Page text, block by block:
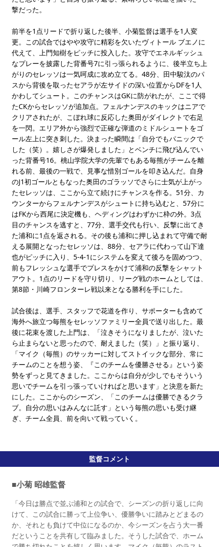
撃だった。
前半を1点リードで折り返した後半、小菊監督は選手を1人変
更。この試合ではやや攻守に精彩を欠いたヴィトール ブエノに
代えて、上門知樹をピッチに投入した。攻守でエネルギッシュ
なプレーを披露した背番号7に引っ張られるように、後半立ち上
がりのセレッソは一気呵成に攻め立てる。48分、田中駿汰のパ
スから背後を取ったセアラが左サイドの深い位置からDFを1人
かわしてシュート。このチャンスはGKに防がれたが、ここで得
たCKからセレッソが追加点。フェルナンデスのキックはニアで
クリアされたが、こぼれ球に反応した奥田がダイレクトで右足
を一閃。エリア外から強烈で正確な弾道のミドルシュートをゴ
ール左上に突き刺した。決まった瞬間は「自分でもパニックで
した（笑）。嬉しさが爆発しました」とベンチに飛び込んでい
った背番号16。桃山学院大学の先輩でもある毎熊がチームを離
れる前、最後の一戦で、見事な惜別ゴールを叩き込んだ。自身
のJ1初ゴールともなった奥田のゴラッソでさらに士気が上がっ
たセレッソは、ここから立て続けにチャンスを作る。51分、カ
ウンターからフェルナンデスがシュートに持ち込むと、57分に
はFKから西尾に決定機も、ヘディングはわずかに枠の外。3点
目のチャンスを逃すと、77分、選手交代も行い、反撃に出てき
た浦和に1点を返される。その後も浦和に押し込まれて守備で耐
える展開となったセレッソは、88分、セアラに代わって山下達
也がピッチに入り、5-4-1にシステムを変えて後ろを固めつつ、
前もフレッシュな選手でプレスをかけて浦和の反撃をシャット
アウト。1点のリードを守り切り、リーグ戦のホームとしては、
第8節・川崎フロンターレ戦以来となる勝利を手にした。
試合後は、選手、スタッフで花道を作り、サポーターも含めて
海外へ旅立つ毎熊をセレッソファミリー全員で送り出した。最
後に花束を渡した上門は、「泣きそうになりましたが、泣いた
ら止まらないと思ったので、耐えました（笑）」と振り返り、
「マイク（毎熊）のサッカーに対してストイックな部分、常に
チームのことを想う姿、『このチームを優勝させる』という姿
勢をずっと見てきました。ここからは自分が少しでもそういう
思いでチームを引っ張っていければと思います」と決意を新た
にした。ここからのシーズン、「このチームは優勝できるクラ
ブ。自分の思いはみんなに託す」という毎熊の思いも受け継
ぎ、チーム全員、前を向いて戦っていく。
監督コメント
■小菊 昭雄監督
「今日は勝点で並ぶ浦和との試合で、シーズンの折り返しに向
けて、この試合に勝って上位争い、優勝争いに踏みとどまるの
か、それとも負けて中位になるのか、今シーズンを占う大一番
だということを共有して臨みました。そうした試合で、ホーム